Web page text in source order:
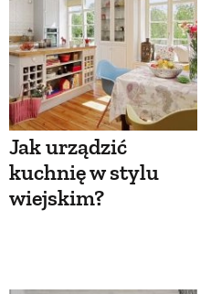
Jak urządzić
kuchnię w stylu
wiejskim?